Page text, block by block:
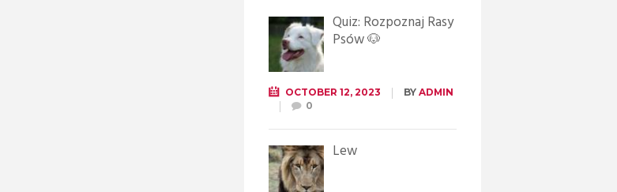
Quiz: Rozpoznaj Rasy
Psów 🐶
OCTOBER 12, 2023 BY ADMIN
0
Lew